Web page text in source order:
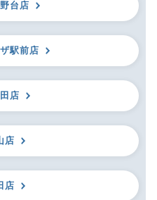
台店
駅前店
店
店
店